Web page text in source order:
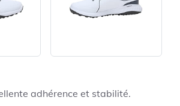
adhérence et stabilité.